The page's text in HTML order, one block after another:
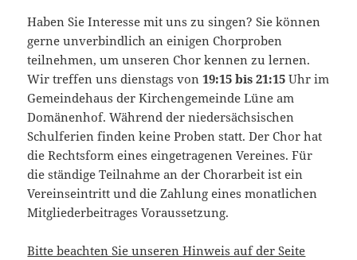
Haben Sie Interesse mit uns zu singen? Sie können
gerne unverbindlich an einigen Chorproben
teilnehmen, um unseren Chor kennen zu lernen.
Wir treffen uns dienstags von19:15 bis 21:15 Uhr im
Gemeindehaus der Kirchengemeinde Lüne am
Domänenhof. Während der niedersächsischen
Schulferien finden keine Proben statt. Der Chor hat
die Rechtsform eines eingetragenen Vereines. Für
die ständige Teilnahme an der Chorarbeit ist ein
Vereinseintritt und die Zahlung eines monatlichen
Mitgliederbeitrages Voraussetzung.
Bitte beachten Sie unseren Hinweis auf der Seite